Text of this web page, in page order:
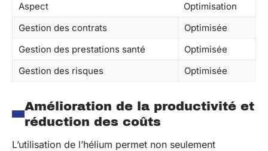
Aspect
Optimisation
Gestion des contrats
Optimisée
Gestion des prestations santé
Optimisée
Gestion des risques
Optimisée
Amélioration de la productivité et
réduction des coûts
L’utilisation de l’hélium permet non seulement